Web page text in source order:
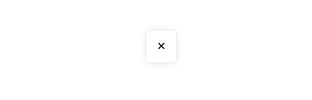
✕